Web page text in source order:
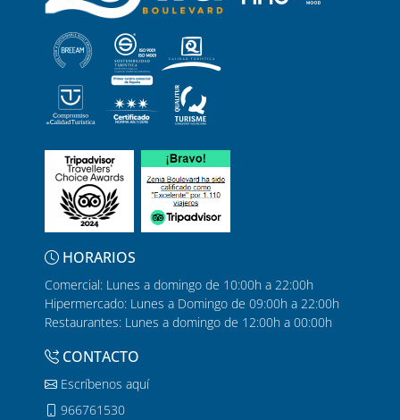
HORARIOS
Comercial: Lunes a domingo de 10:00h a 22:00h
Hipermercado: Lunes a Domingo de 09:00h a 22:00h
Restaurantes: Lunes a domingo de 12:00h a 00:00h
CONTACTO
Escríbenos aquí
966761530